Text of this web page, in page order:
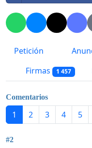
Petición
Firmas 1 457
Comentarios
1 2 3 4 5
#2